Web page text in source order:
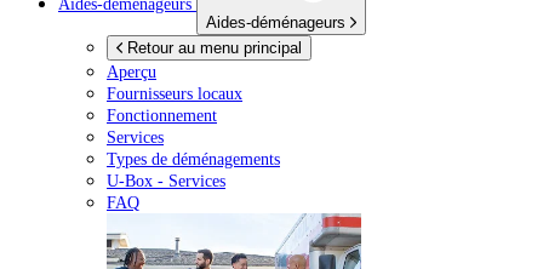
Aides-déménageurs
Retour au menu principal
Aperçu
Fournisseurs locaux
Fonctionnement
Services
Types de déménagements
U-Box - Services
FAQ